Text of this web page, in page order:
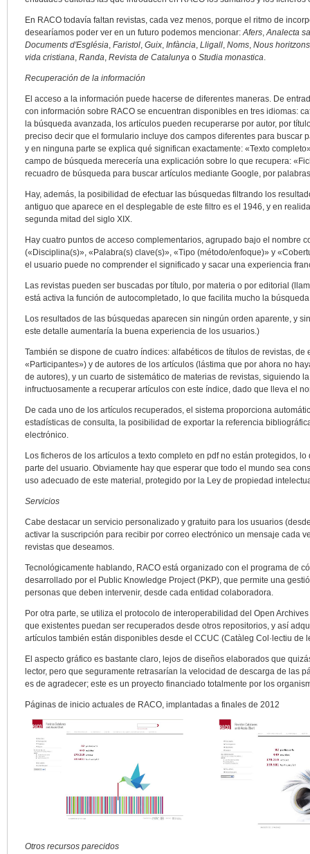
En RACO todavía faltan revistas, cada vez menos, porque el ritmo de
desearíamos poder ver en un futuro podemos mencionar:Afers,Analecta
Documents d'Església, Faristol, Guix, Infància, Lligall, Noms, Nous horitzons
vida cristiana, Randa, Revista de Catalunya o Studia monastica.
Recuperación de la información
El acceso a la información puede hacerse de diferentes maneras. De
con información sobre RACO se encuentran disponibles en tres idiomas:
la búsqueda avanzada, los artículos pueden recuperarse por autor, por
preciso decir que el formulario incluye dos campos diferentes para buscar
y en ninguna parte se explica qué significan exactamente: «Texto
campo de búsqueda merecería una explicación sobre lo que recupera:
recuadro de búsqueda para buscar artículos mediante Google, por
Hay, además, la posibilidad de efectuar las búsquedas filtrando los
antiguo que aparece en el desplegable de este filtro es el 1946, y en
segunda mitad del siglo XIX.
Hay cuatro puntos de acceso complementarios, agrupado bajo el nombre
(«Disciplina(s)», «Palabra(s) clave(s)», «Tipo (método/enfoque)» y
el usuario puede no comprender el significado y sacar una experiencia
Las revistas pueden ser buscadas por título, por materia o por editorial
está activa la función de autocompletado, lo que facilita mucho la
Los resultados de las búsquedas aparecen sin ningún orden aparente, y
este detalle aumentaría la buena experiencia de los usuarios.)
También se dispone de cuatro índices: alfabéticos de títulos de revistas,
«Participantes») y de autores de los artículos (lástima que por ahora no
de autores), y un cuarto de sistemático de materias de revistas, siguiendo
infructuosamente a recuperar artículos con este índice, dado que lleva el
De cada uno de los artículos recuperados, el sistema proporciona
estadísticas de consulta, la posibilidad de exportar la referencia
electrónico.
Los ficheros de los artículos a texto completo en pdf no están protegidos,
parte del usuario. Obviamente hay que esperar que todo el mundo sea
uso adecuado de este material, protegido por la Ley de propiedad
Servicios
Cabe destacar un servicio personalizado y gratuito para los usuarios
activar la suscripción para recibir por correo electrónico un mensaje cada
revistas que deseamos.
Tecnológicamente hablando, RACO está organizado con el programa de
desarrollado por el Public Knowledge Project (PKP), que permite una
personas que deben intervenir, desde cada entidad colaboradora.
Por otra parte, se utiliza el protocolo de interoperabilidad del Open
que existentes puedan ser recuperados desde otros repositorios, y así
artículos también están disponibles desde el CCUC (Catàleg Col·lectiu de
El aspecto gráfico es bastante claro, lejos de diseños elaborados que
lector, pero que seguramente retrasarían la velocidad de descarga de las
es de agradecer; este es un proyecto financiado totalmente por los
Páginas de inicio actuales de RACO, implantadas a finales de 2012
Otros recursos parecidos